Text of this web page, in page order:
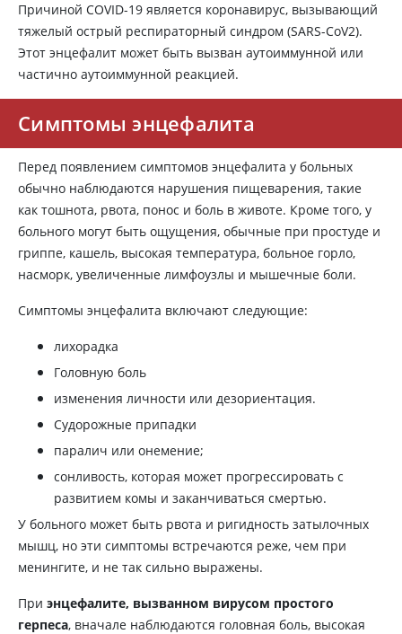
Причиной COVID-19 является коронавирус, вызывающий
тяжелый острый респираторный синдром (SARS-CoV2).
Этот энцефалит может быть вызван аутоиммунной или
частично аутоиммунной реакцией.
Симптомы энцефалита
Перед появлением симптомов энцефалита у больных
обычно наблюдаются нарушения пищеварения, такие
как тошнота, рвота, понос и боль в животе. Кроме того, у
больного могут быть ощущения, обычные при простуде и
гриппе, кашель, высокая температура, больное горло,
насморк, увеличенные лимфоузлы и мышечные боли.
Симптомы энцефалита включают следующие:
лихорадка
Головную боль
изменения личности или дезориентация.
Судорожные припадки
паралич или онемение;
сонливость, которая может прогрессировать с
развитием комы и заканчиваться смертью.
У больного может быть рвота и ригидность затылочных
мышц, но эти симптомы встречаются реже, чем при
менингите, и не так сильно выражены.
При энцефалите, вызванном вирусом простого
герпеса, вначале наблюдаются головная боль, высокая